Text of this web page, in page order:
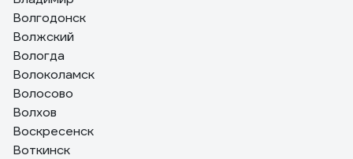
Волгодонск
Волжский
Вологда
Волоколамск
Волосово
Волхов
Воскресенск
Воткинск